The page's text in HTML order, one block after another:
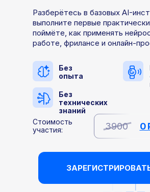
Без
опыта
Без
технических
знаний
Разберётесь в базовых AI-
выполните первые
поймёте, как применять
работе, фрилансе и онлайн-
3900 0
Стоимость
участия: